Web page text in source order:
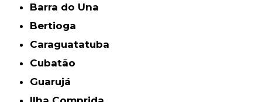
Barra do Una
Bertioga
Caraguatatuba
Cubatão
Guarujá